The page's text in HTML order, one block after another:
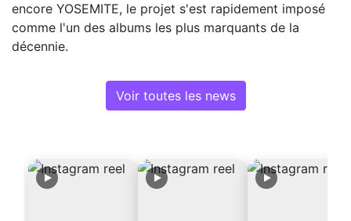
encore YOSEMITE, le projet s'est rapidement imposé
comme l'un des albums les plus marquants de la
décennie.
Voir toutes les news